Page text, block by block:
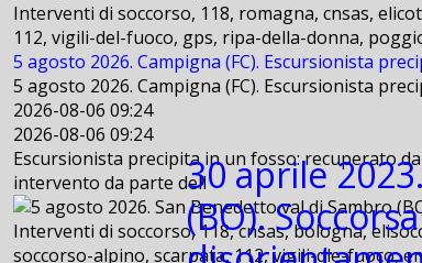
Interventi di soccorso, 118, romagna, cnsas,
112, vigili-del-fuoco, gps, ripa-della-donna,
5 agosto 2026. Campigna (FC). Escursionista
5 agosto 2026. Campigna (FC). Escursionista
2026-08-06 09:24
2026-08-06 09:24
Escursionista precipita in un fosso: recuperato
intervento da parte dell
Interventi di soccorso, 118, cnsas, bologna,
soccorso-alpino, scarpata, 112, vigili-dle-fuoco,
30 aprile
(BO).